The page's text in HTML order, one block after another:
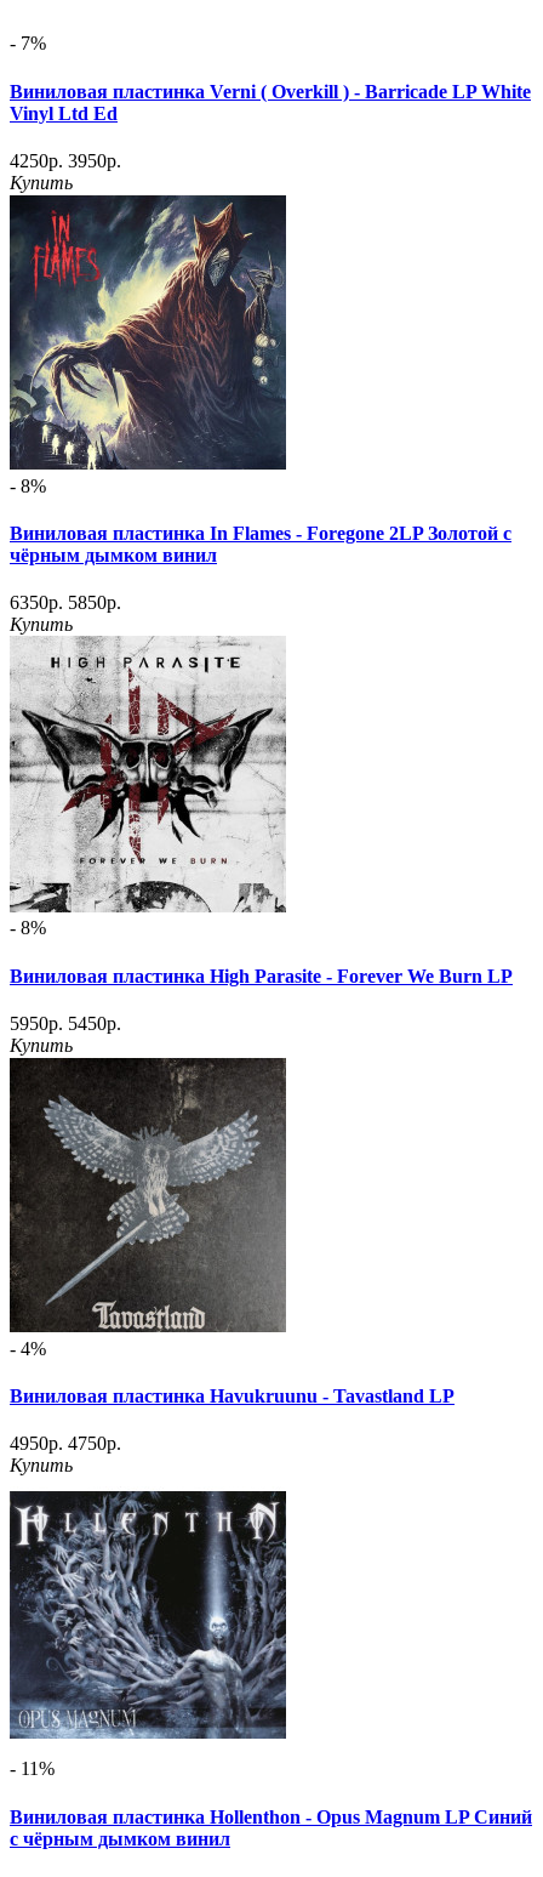
- 7%
Виниловая пластинка Verni ( Overkill ) ‎- Barricade LP White
Vinyl Ltd Ed
4250р. 3950р.
Купить
- 8%
Виниловая пластинка In Flames - Foregone 2LP Золотой с
чёрным дымком винил
6350р. 5850р.
Купить
- 8%
Виниловая пластинка High Parasite - Forever We Burn LP
5950р. 5450р.
Купить
- 4%
Виниловая пластинка Havukruunu - Tavastland LP
4950р. 4750р.
Купить
- 11%
Виниловая пластинка Hollenthon - Opus Magnum LP Синий
с чёрным дымком винил